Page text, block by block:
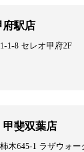
府駅店
1-8 セレオ甲府2F
甲斐双葉店
木645-1 ラザウォー